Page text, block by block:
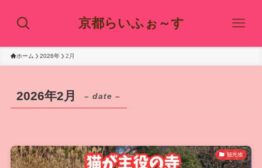
京都らいふぉ～す
ホーム 2026年 2月
2026年2月 – date –
観光地